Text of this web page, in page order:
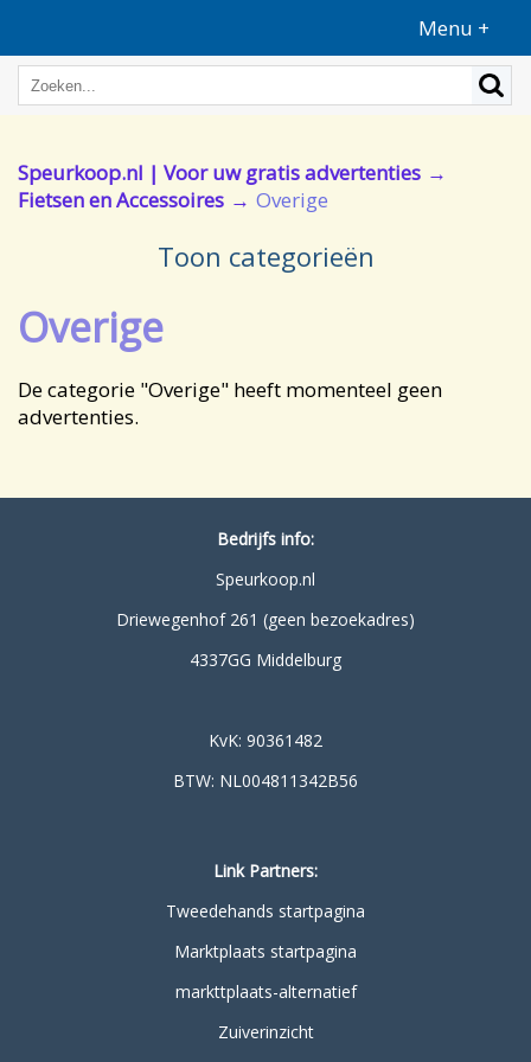
Menu +
Speurkoop.nl | Voor uw gratis advertenties
Fietsen en Accessoires
Overige
Toon categorieën
Overige
De categorie "Overige" heeft momenteel geen
advertenties.
Bedrijfs info:
Speurkoop.nl
Driewegenhof 261 (geen bezoekadres)
4337GG Middelburg
KvK: 90361482
BTW: NL004811342B56
Link Partners:
Tweedehands startpagina
Marktplaats startpagina
markttplaats-alternatief
Zuiverinzicht